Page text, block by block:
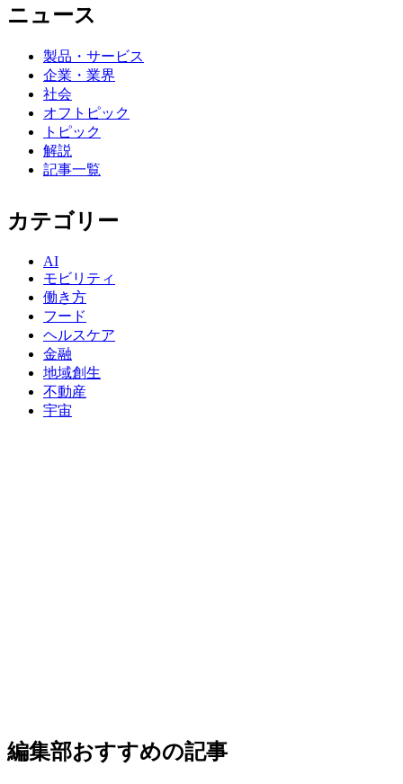
ニュース
製品・サービス
企業・業界
社会
オフトピック
トピック
解説
記事一覧
カテゴリー
AI
モビリティ
働き方
フード
ヘルスケア
金融
地域創生
不動産
宇宙
編集部おすすめの記事